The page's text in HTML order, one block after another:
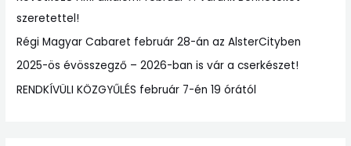
r
:
szeretettel!
Régi Magyar Cabaret február 28-án az AlsterCityben
2025-ös évösszegző – 2026-ban is vár a cserkészet!
RENDKÍVÜLI KÖZGYŰLÉS február 7-én 19 órától